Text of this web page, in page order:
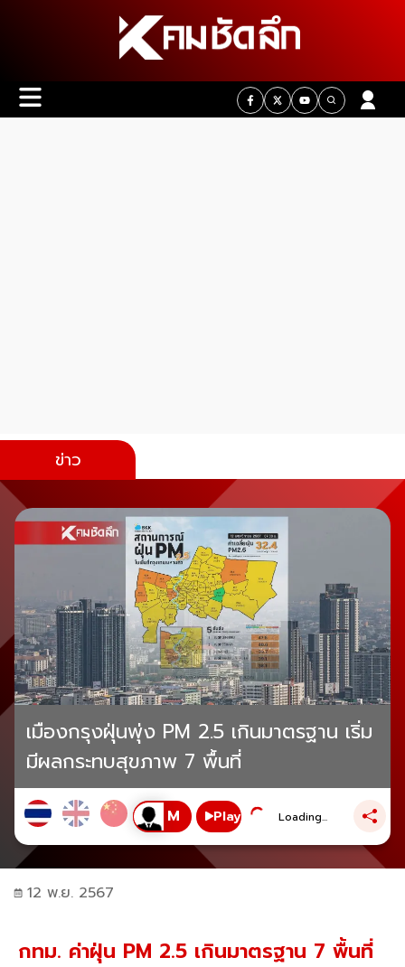
ข่าว
เมืองกรุงฝุ่นพุ่ง PM 2.5 เกินมาตรฐาน เริ่ม
มีผลกระทบสุขภาพ 7 พื้นที่
Play Loading...
12 พ.ย. 2567
กทม. ค่าฝุ่น PM 2.5 เกินมาตรฐาน 7 พื้นที่